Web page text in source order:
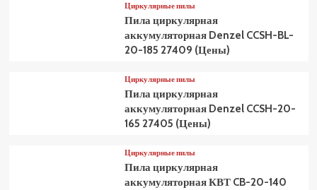
Циркулярные пилы
Пила циркулярная
аккумуляторная Denzel CCSH-BL-
20-185 27409 (Цены)
Циркулярные пилы
Пила циркулярная
аккумуляторная Denzel CCSH-20-
165 27405 (Цены)
Циркулярные пилы
Пила циркулярная
аккумуляторная КВТ CB-20-140